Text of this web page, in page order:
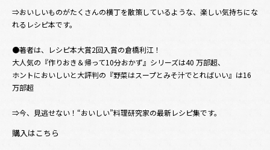
⇒おいしいものがたくさんの横丁を散策しているような、楽しい気持ちにな
れるレシピ本です。
●著者は、レシピ本大賞2回入賞の倉橋利江！
大人気の『作りおき＆帰って10分おかず』シリーズは40 万部超、
ホントにおいしいと大評判の『野菜はスープとみそ汁でとればいい』は16
万部超
⇒今、見逃せない！“おいしい”料理研究家の最新レシピ集です。
購入はこちら